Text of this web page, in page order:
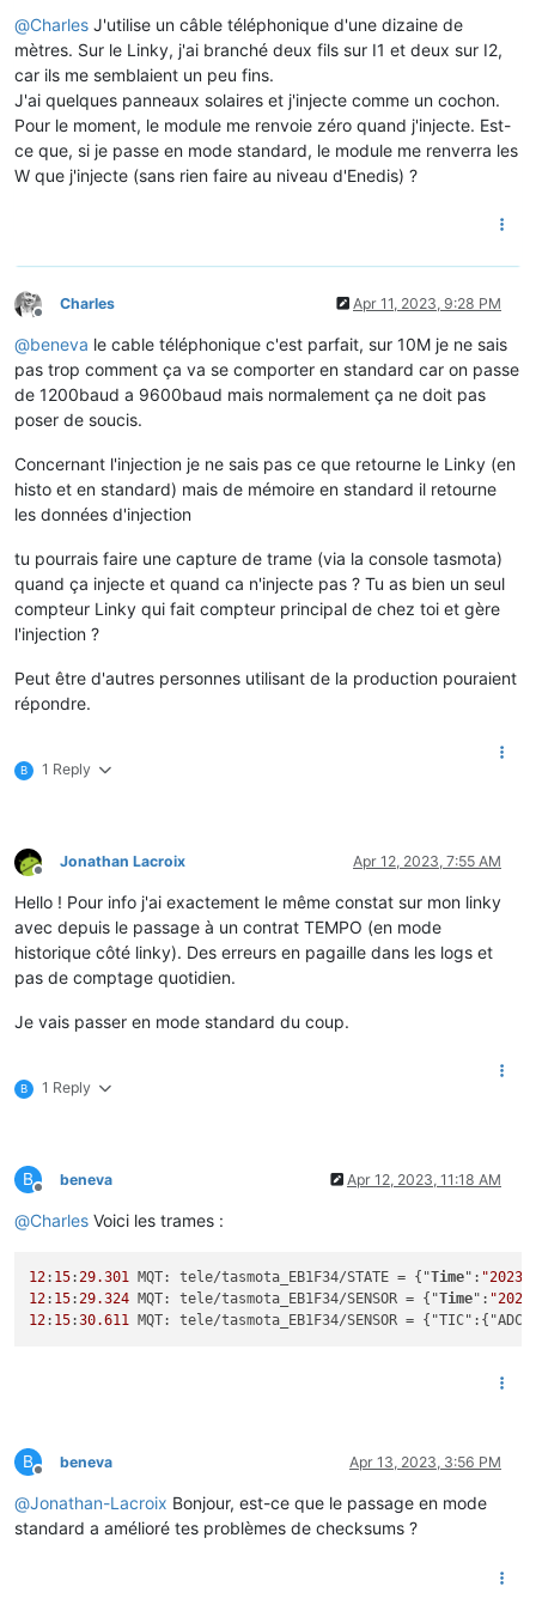
@Charles J'utilise un câble téléphonique d'une dizaine de
mètres. Sur le Linky, j'ai branché deux fils sur I1 et deux sur I2,
car ils me semblaient un peu fins.
J'ai quelques panneaux solaires et j'injecte comme un cochon.
Pour le moment, le module me renvoie zéro quand j'injecte. Est-
ce que, si je passe en mode standard, le module me renverra les
W que j'injecte (sans rien faire au niveau d'Enedis) ?
Offline
Charles Apr 11, 2023, 9:28 PM
@beneva le cable téléphonique c'est parfait, sur 10M je ne sais
pas trop comment ça va se comporter en standard car on passe
de 1200baud a 9600baud mais normalement ça ne doit pas
poser de soucis.
Concernant l'injection je ne sais pas ce que retourne le Linky (en
histo et en standard) mais de mémoire en standard il retourne
les données d'injection
tu pourrais faire une capture de trame (via la console tasmota)
quand ça injecte et quand ca n'injecte pas ? Tu as bien un seul
compteur Linky qui fait compteur principal de chez toi et gère
l'injection ?
Peut être d'autres personnes utilisant de la production pouraient
répondre.
B 1 Reply
Offline
Jonathan Lacroix Apr 12, 2023, 7:55 AM
Hello ! Pour info j'ai exactement le même constat sur mon linky
avec depuis le passage à un contrat TEMPO (en mode
historique côté linky). Des erreurs en pagaille dans les logs et
pas de comptage quotidien.
Je vais passer en mode standard du coup.
B 1 Reply
B
Offline
beneva Apr 12, 2023, 11:18 AM
@Charles Voici les trames :
12: 15:29.301 MQT: tele/tasmota_EB1F34/STATE = {"Time": "2023-
12: 15:29.324 MQT: tele/tasmota_EB1F34/SENSOR = {"Time":
12: 15:30.611 MQT: tele/tasmota_EB1F34/SENSOR =
B
Offline
beneva Apr 13, 2023, 3:56 PM
@Jonathan-Lacroix Bonjour, est-ce que le passage en mode
standard a amélioré tes problèmes de checksums ?